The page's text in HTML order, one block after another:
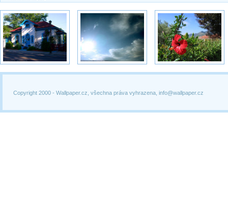
Copyright 2000 - Wallpaper.cz, všechna práva vyhrazena, info@wallpaper.cz